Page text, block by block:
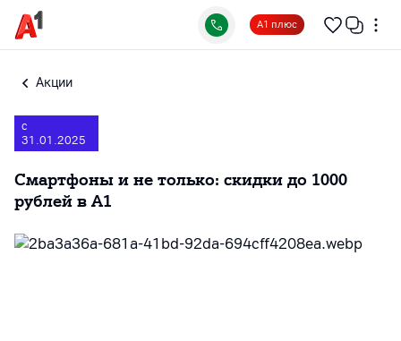
А1 плюс
Акции
с
31.01.2025
Смартфоны и не только: скидки до 1000
рублей в А1